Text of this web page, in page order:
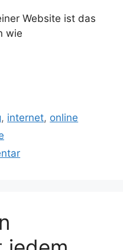
Website ist das
wie
, internet, online